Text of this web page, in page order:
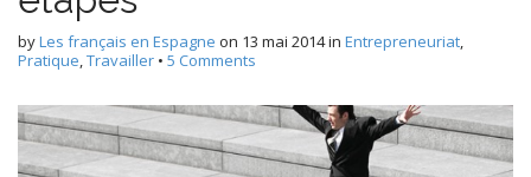
byLes français en Espagne on 13 mai 2014in Entrepreneuriat,
Pratique,Travailler • 5 Comments